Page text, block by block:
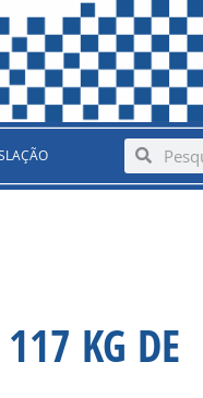
SearchSearch
KG DE